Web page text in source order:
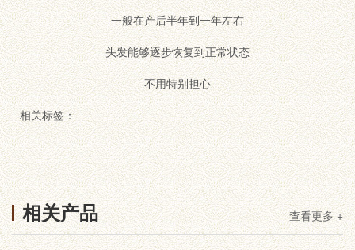
一般在产后半年到一年左右
头发能够逐步恢复到正常状态
不用特别担心
相关标签：
相关产品 查看更多 +